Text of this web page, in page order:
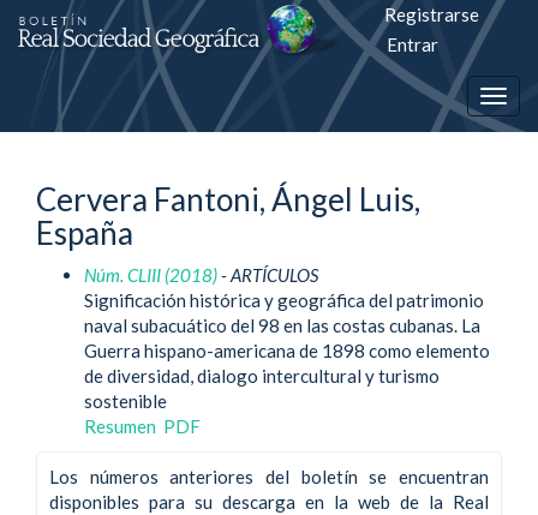
Salto
rápiso
a
página
contenido
Navegación
principal
Contenido
principal
lateral
Registrarse
Entrar
Cervera Fantoni, Ángel Luis,
España
Núm. CLIII (2018)- ARTÍCULOS
Significación histórica y geográfica del patrimonio
naval subacuático del 98 en las costas cubanas. La
Guerra hispano-americana de 1898 como elemento
de diversidad, dialogo intercultural y turismo
sostenible
Resumen PDF
Los números anteriores del boletín se encuentran
disponibles para su descarga en la web de la Real